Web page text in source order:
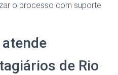
o processo com suporte
atende
de Rio